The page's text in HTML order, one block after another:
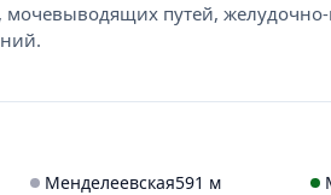
мочевыводящих путей,
Менделеевская591 м